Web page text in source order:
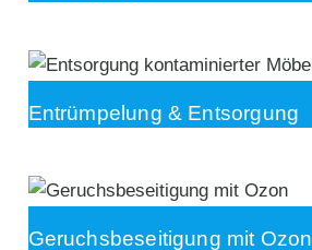
Entrümpelung & Entsorgung
Geruchsbeseitigung mit Ozon